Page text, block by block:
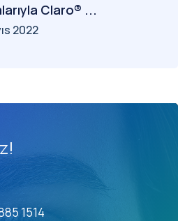
Claro® ...
2022
1514